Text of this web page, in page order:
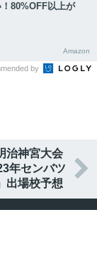
80%OFF以上が
Amazon
by
治神宮大会
年センバツ
出場校予想
